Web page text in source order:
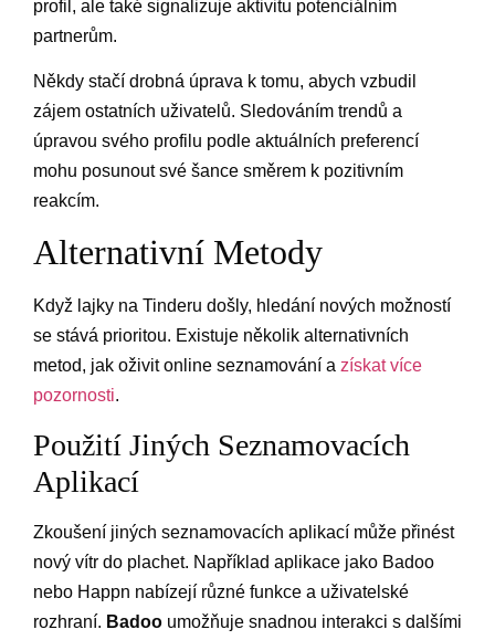
profil, ale také signalizuje aktivitu potenciálním
partnerům.
Někdy stačí drobná úprava k tomu, abych vzbudil
zájem ostatních uživatelů. Sledováním trendů a
úpravou svého profilu podle aktuálních preferencí
mohu posunout své šance směrem k pozitivním
reakcím.
Alternativní Metody
Když lajky na Tinderu došly, hledání nových možností
se stává prioritou. Existuje několik alternativních
metod, jak oživit online seznamování a získat více
pozornosti.
Použití Jiných Seznamovacích
Aplikací
Zkoušení jiných seznamovacích aplikací může přinést
nový vítr do plachet. Například aplikace jako Badoo
nebo Happn nabízejí různé funkce a uživatelské
rozhraní. Badoo umožňuje snadnou interakci s dalšími